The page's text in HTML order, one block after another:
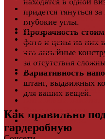
придется тянуться
глубокие углы.
Прозрачность
фото и цены на них
что линейные
за отсутствия
Вариативность
штанг, выдвижных
для ваших вещей.
Как правильно
гардеробную
Фасадная плитка
Фасадные
Фиброцементный
Подложка для
Плинтус
Подложка из пробки
Пробковый пол
Паркетная доска
Инженерная
Виниловый ламинат
Массивная доска